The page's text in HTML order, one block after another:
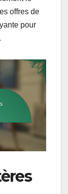
offres de
pour